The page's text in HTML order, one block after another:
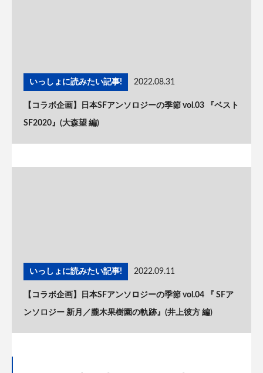
いっしょに読みたい記事! 2022.08.31
【コラボ企画】日本SFアンソロジーの季節 vol.03 『ベスト
SF2020』(大森望 編)
いっしょに読みたい記事! 2022.09.11
【コラボ企画】日本SFアンソロジーの季節 vol.04 『 SFア
ンソロジー 新月／朧木果樹園の軌跡』(井上彼方 編)